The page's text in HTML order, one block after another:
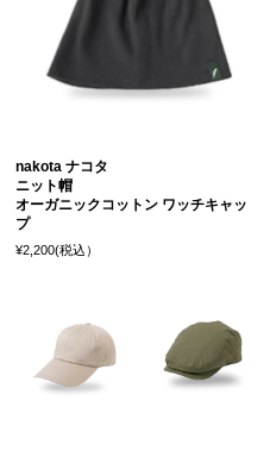
nakota ナコタ
ニット帽
オーガニックコットン ワッチキャッ
プ
¥2,200(税込）